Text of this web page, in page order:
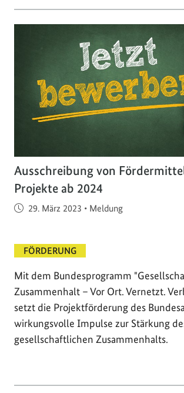
Ausschreibung von
Projekte ab 2024
Veröffentlicht am
29. März 2023 • Meldung
FÖRDERUNG
Mit dem Bundesprogramm
Zusammenhalt – Vor Ort. Vernetzt.
setzt die Projektförderung des
wirkungsvolle Impulse zur Stärkung
gesellschaftlichen Zusammenhalts.